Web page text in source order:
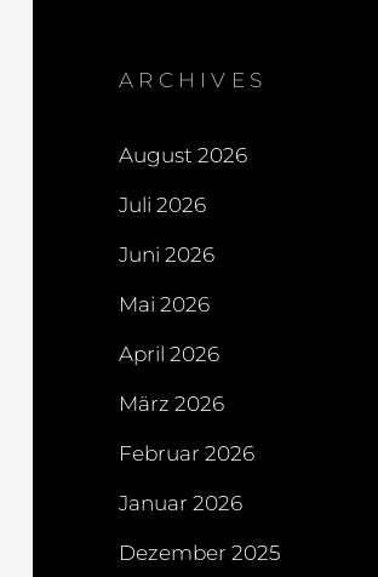
ARCHIVES
August 2026
Juli 2026
Juni 2026
Mai 2026
April 2026
März 2026
Februar 2026
Januar 2026
Dezember 2025